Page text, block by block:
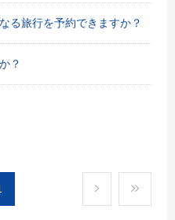
る旅行を予約できますか？
？